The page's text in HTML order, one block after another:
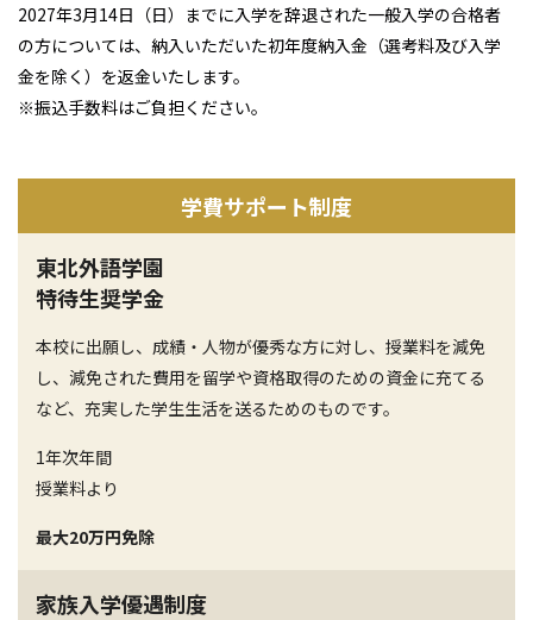
2027年3月14日（日）までに入学を辞退された一般入学の合格者
の方については、納入いただいた初年度納入金（選考料及び入学
金を除く）を返金いたします。
※振込手数料はご負担ください。
学費サポート制度
東北外語学園
特待生奨学金
本校に出願し、成績・人物が優秀な方に対し、授業料を減免
し、減免された費用を留学や資格取得のための資金に充てる
など、充実した学生生活を送るためのものです。
1年次年間
授業料より
最大20万円免除
家族入学優遇制度